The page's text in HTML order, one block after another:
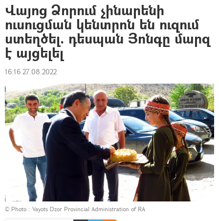
Վայոց Ձորում չինարենի
ուսուցման կենտրոն են ուզում
ստեղծել. դեսպան Յոնգը մարզ
է այցելել
16:16 27.08.2022
© Photo : Vayots Dzor Provincial Administration of RA